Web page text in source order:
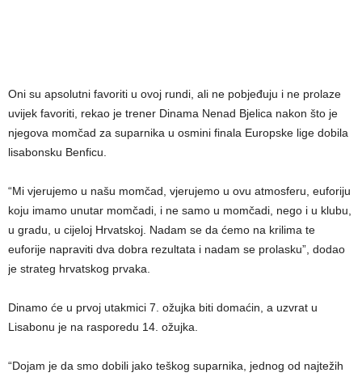
Oni su apsolutni favoriti u ovoj rundi, ali ne pobjeđuju i ne prolaze
uvijek favoriti, rekao je trener Dinama Nenad Bjelica nakon što je
njegova momčad za suparnika u osmini finala Europske lige dobila
lisabonsku Benficu.
“Mi vjerujemo u našu momčad, vjerujemo u ovu atmosferu, euforiju
koju imamo unutar momčadi, i ne samo u momčadi, nego i u klubu,
u gradu, u cijeloj Hrvatskoj. Nadam se da ćemo na krilima te
euforije napraviti dva dobra rezultata i nadam se prolasku”, dodao
je strateg hrvatskog prvaka.
Dinamo će u prvoj utakmici 7. ožujka biti domaćin, a uzvrat u
Lisabonu je na rasporedu 14. ožujka.
“Dojam je da smo dobili jako teškog suparnika, jednog od najtežih